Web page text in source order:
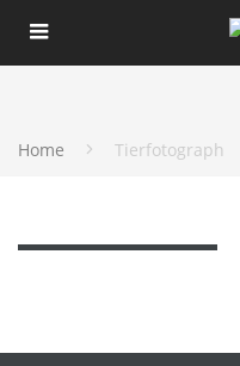
Home Tierfotograph